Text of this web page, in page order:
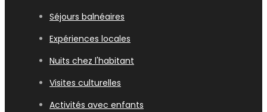
Séjours balnéaires
Expériences locales
Nuits chez l'habitant
Visites culturelles
Activités avec enfants